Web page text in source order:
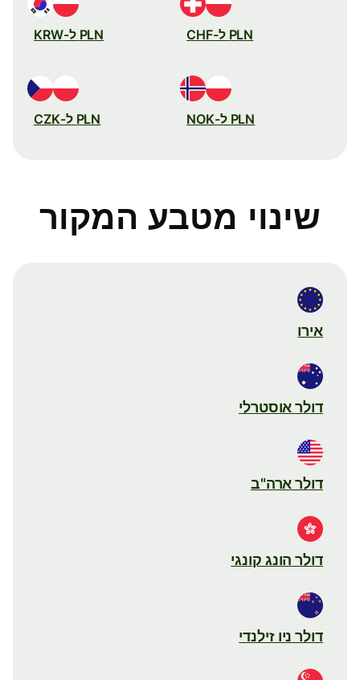
PLN ל-CHF PLN ל-KRW
PLN ל-NOK PLN ל-CZK
שינוי מטבע המקור
אירו
דולר אוסטרלי
דולר ארה"ב
דולר הונג קונגי
דולר ניו זילנדי